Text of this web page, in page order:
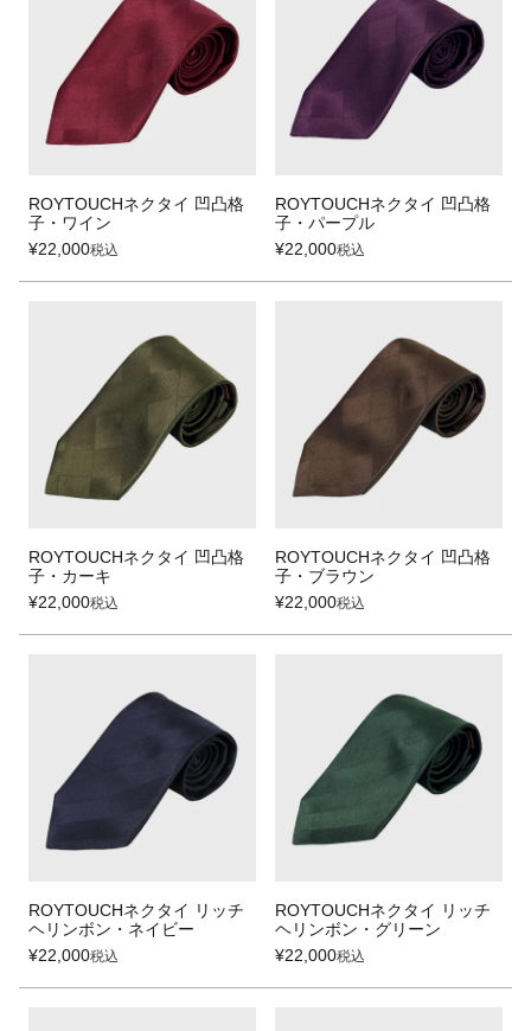
ROYTOUCHネクタイ 凹凸格
子・ワイン
¥22,000税込
ROYTOUCHネクタイ 凹凸格
子・パープル
¥22,000税込
ROYTOUCHネクタイ 凹凸格
子・カーキ
¥22,000税込
ROYTOUCHネクタイ 凹凸格
子・ブラウン
¥22,000税込
ROYTOUCHネクタイ リッチ
ヘリンボン・ネイビー
¥22,000税込
ROYTOUCHネクタイ リッチ
ヘリンボン・グリーン
¥22,000税込